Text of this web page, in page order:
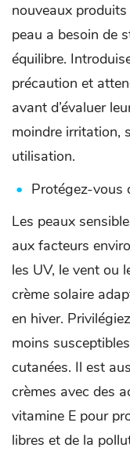
nouveaux
peau a besoin de
équilibre.
précaution et
avant d’évaluer
moindre irritation,
utilisation.
Protégez-vous
Les peaux
aux facteurs
les UV, le vent ou
crème solaire
en hiver.
moins
cutanées. Il est
crèmes avec des
vitamine E pour
libres et de la